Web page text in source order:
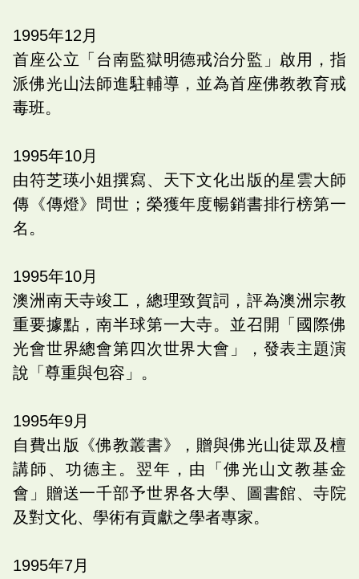
1995年12 月
首座公立「台南監獄明德戒治分監」啟用，指
派佛光山法師進駐輔導，並為首座佛教教育戒
毒班。
1995年10月
由符芝瑛小姐撰寫、天下文化出版的星雲大師
傳《傳燈》問世；榮獲年度暢銷書排行榜第一
名。
1995年10月
澳洲南天寺竣工，總理致賀詞，評為澳洲宗教
重要據點，南半球第一大寺。並召開「國際佛
光會世界總會第四次世界大會」，發表主題演
說「尊重與包容」。
1995年9月
自費出版《佛教叢書》，贈與佛光山徒眾及檀
講師、功德主。翌年，由「佛光山文教基金
會」贈送一千部予世界各大學、圖書館、寺院
及對文化、學術有貢獻之學者專家。
1995年7月